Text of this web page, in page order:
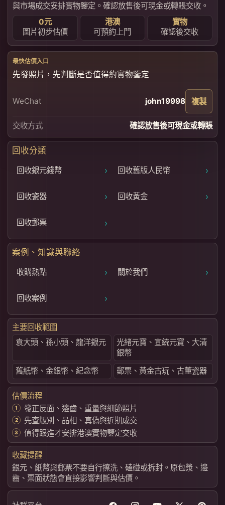
與市場成交安排實物鑒定。確認放售後可現金或轉賬交收。
0元
圖片初步估價
港澳
可預約上門
實物
確認後交收
最快估價入口
先發照片，先判斷是否值得約實物鑒定
WeChat john19998 複製
交收方式 確認放售後可現金或轉賬
回收分類
回收銀元錢幣 › 回收舊版人民幣 ›
回收瓷器 › 回收黃金 ›
回收郵票 ›
案例、知識與聯絡
收購熱點 › 關於我們 ›
回收案例 ›
主要回收範圍
袁大頭、孫小頭、龍洋銀元
光緒元寶、宣統元寶、大清
銀幣
舊紙幣、金銀幣、紀念幣
郵票、黃金古玩、古董瓷器
估價流程
發正反面、邊齒、重量與細節照片
先查版別、品相、真偽與近期成交
值得跟進才安排港澳實物鑒定交收
收藏提醒
銀元、紙幣與郵票不要自行擦洗、磕碰或拆封。原包漿、邊
齒、票面狀態會直接影響判斷與估價。